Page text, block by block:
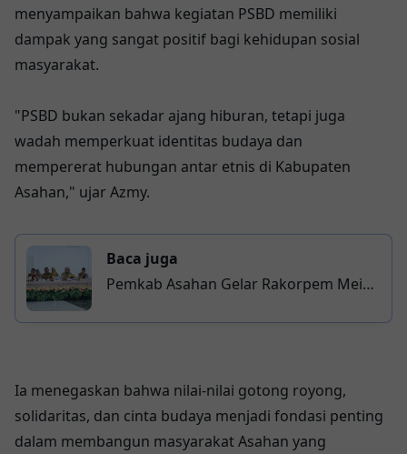
menyampaikan bahwa kegiatan PSBD memiliki
dampak yang sangat positif bagi kehidupan sosial
masyarakat.
"PSBD bukan sekadar ajang hiburan, tetapi juga
wadah memperkuat identitas budaya dan
mempererat hubungan antar etnis di Kabupaten
Asahan," ujar Azmy.
Baca juga
Pemkab Asahan Gelar Rakorpem Mei
Ia menegaskan bahwa nilai-nilai gotong royong,
solidaritas, dan cinta budaya menjadi fondasi penting
dalam membangun masyarakat Asahan yang